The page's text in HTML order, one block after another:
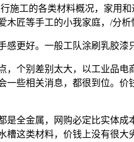
施工的各类材料概况，家用
匠等手工的小我家庭，/分析
更好。一般工队涂刷乳胶漆
别差别太大，以工业品电
些相关消息，都很到位。
金属，网购必定比实体成
这类材料，价钱上没有很大